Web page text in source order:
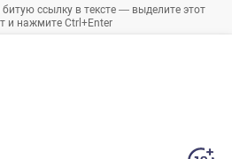
ссылку в тексте — выделите этот
и нажмите Ctrl+Enter